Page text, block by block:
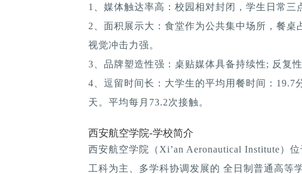
1、媒体触达率高：校园相对封闭，学生日常三
2、面积展示大：食堂作为公共集中场所，餐桌
视觉冲击力强。
3、品牌塑造性强：桌贴媒体具备持续性; 反复性
4、逗留时间长：大学生的平均用餐时间：19.7
天。平均每月73.2次接触。
西安航空学院-学校简介
西安航空学院（Xi’an Aeronautical Institute）
工科为主、多学科协调发展的 全日制普通高等